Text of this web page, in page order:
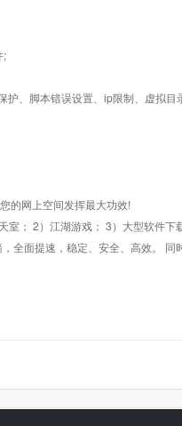
;
、脚本错误设置、ip限制、虚拟
的网上空间发挥最大功效!
； 2）江湖游戏； 3）大型软件下
面提速，稳定、安全、高效。 同